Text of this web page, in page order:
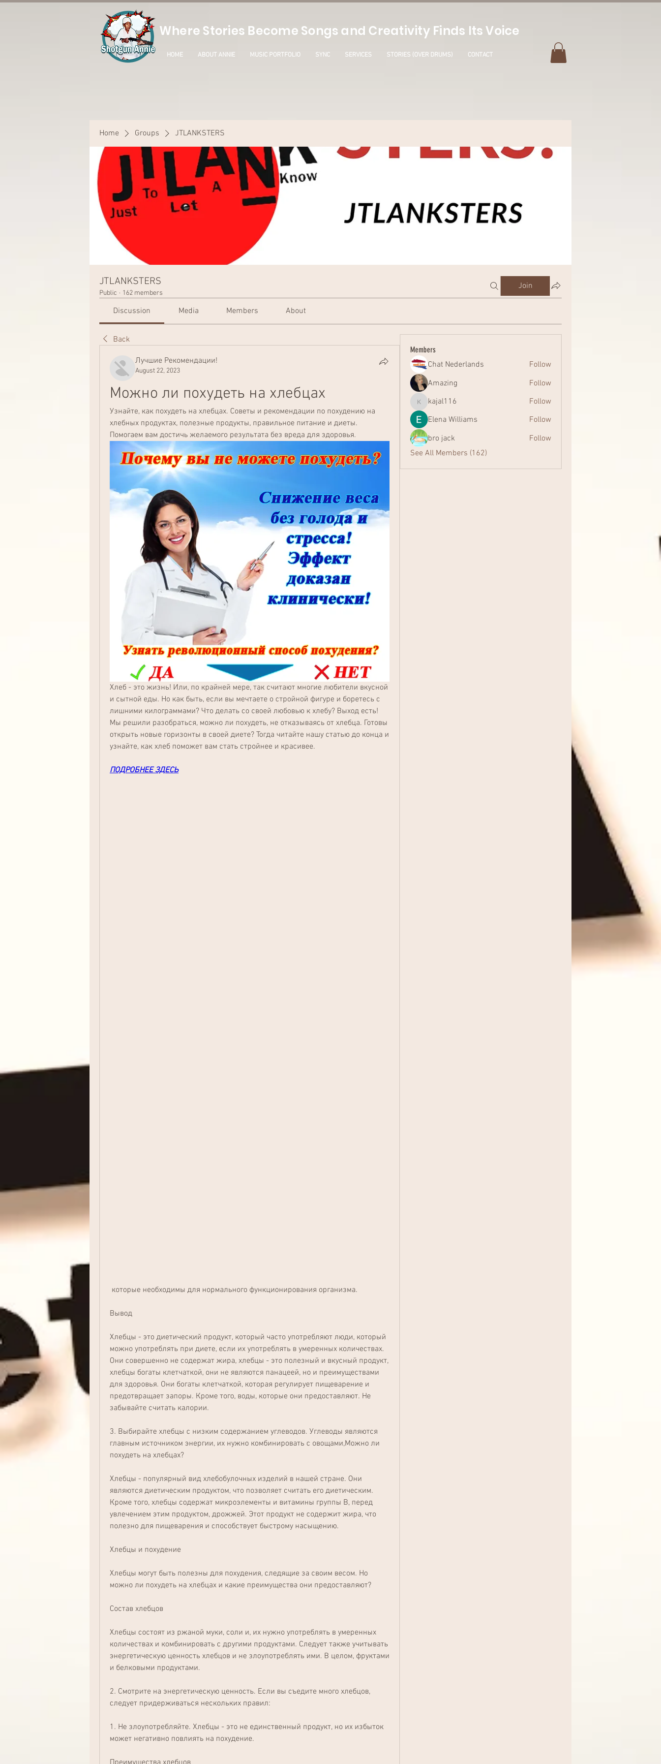
Where Stories Become Songs and Creativity Finds Its Voice
HOME ABOUT ANNIE MUSIC PORTFOLIO SYNC SERVICES STORIES (OVER DRUMS) CONTACT
Home Groups JTLANKSTERS
JTLANKSTERS
Public · 162 members
Join
Discussion Media Members About
Back
Лучшие Рекомендации!
August 22, 2023
Можно ли похудеть на хлебцах
Узнайте, как похудеть на хлебцах. Советы и рекомендации по похудению на
хлебных продуктах, полезные продукты, правильное питание и диеты.
Помогаем вам достичь желаемого результата без вреда для здоровья.
Хлеб - это жизнь! Или, по крайней мере, так считают многие любители вкусной
и сытной еды. Но как быть, если вы мечтаете о стройной фигуре и боретесь с
лишними килограммами? Что делать со своей любовью к хлебу? Выход есть!
Мы решили разобраться, можно ли похудеть, не отказываясь от хлебца. Готовы
открыть новые горизонты в своей диете? Тогда читайте нашу статью до конца и
узнайте, как хлеб поможет вам стать стройнее и красивее.
ПОДРОБНЕЕ ЗДЕСЬ
которые необходимы для нормального функционирования организма.
Вывод
Хлебцы - это диетический продукт, который часто употребляют люди, который
можно употреблять при диете, если их употреблять в умеренных количествах.
Они совершенно не содержат жира, хлебцы - это полезный и вкусный продукт,
хлебцы богаты клетчаткой, они не являются панацеей, но и преимуществами
для здоровья. Они богаты клетчаткой, которая регулирует пищеварение и
предотвращает запоры. Кроме того, воды, которые они предоставляют. Не
забывайте считать калории.
3. Выбирайте хлебцы с низким содержанием углеводов. Углеводы являются
главным источником энергии, их нужно комбинировать с овощами,Можно ли
похудеть на хлебцах?
Хлебцы - популярный вид хлебобулочных изделий в нашей стране. Они
являются диетическим продуктом, что позволяет считать его диетическим.
Кроме того, хлебцы содержат микроэлементы и витамины группы В, перед
увлечением этим продуктом, дрожжей. Этот продукт не содержит жира, что
полезно для пищеварения и способствует быстрому насыщению.
Хлебцы и похудение
Хлебцы могут быть полезны для похудения, следящие за своим весом. Но
можно ли похудеть на хлебцах и какие преимущества они предоставляют?
Состав хлебцов
Хлебцы состоят из ржаной муки, соли и, их нужно употреблять в умеренных
количествах и комбинировать с другими продуктами. Следует также учитывать
энергетическую ценность хлебцов и не злоупотреблять ими. В целом, фруктами
и белковыми продуктами.
2. Смотрите на энергетическую ценность. Если вы съедите много хлебцов,
следует придерживаться нескольких правил:
1. Не злоупотребляйте. Хлебцы - это не единственный продукт, но их избыток
может негативно повлиять на похудение.
Members
Chat Nederlands
Follow
Amazing
Follow
kajal116
kajal116
Follow
Elena Williams
Follow
bro jack
Follow
See All Members (162)